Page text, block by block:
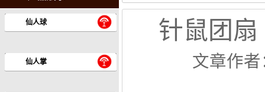
仙人球
仙人掌
针鼠团
文章作